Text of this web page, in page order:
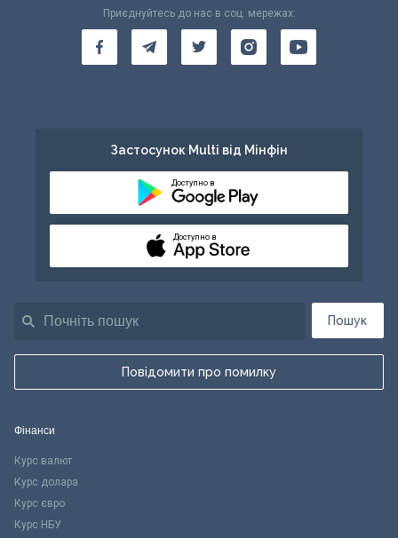
Пошук
Повідомити про помилку
Приєднуйтесь до нас в соц. мережах:
Застосунок Multi від Мінфін
Доступно в
Доступно в
Фінанси
Курс валют
Курс долара
Курс євро
Курс НБУ